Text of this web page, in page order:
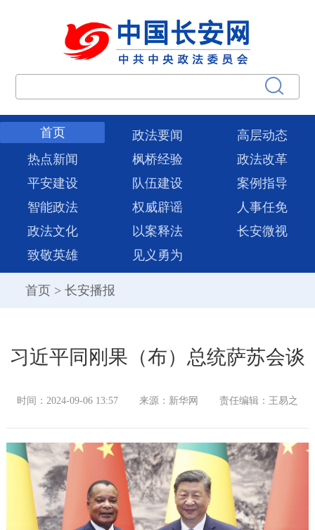
首页 政法要闻
高层动态
热点新闻
枫桥经验
政法改革
平安建设
队伍建设
案例指导
智能政法
权威辟谣
人事任免
政法文化
以案释法
长安微视
致敬英雄
见义勇为
首页 > 长安播报
习近平同刚果（布）总统萨苏会谈
时间：2024-09-06 13:57 来源：新华网 责任编辑：王易之